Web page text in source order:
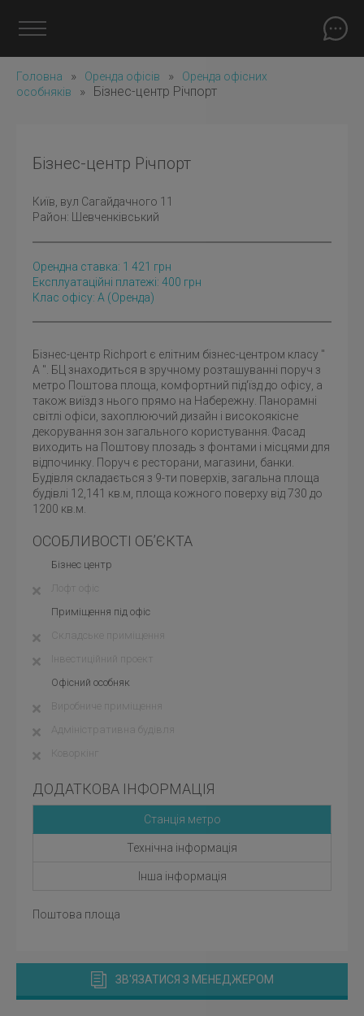
Головна » Оренда офісів »
Оренда офісних
особняків
» Бізнес-центр Річпорт
Бізнес-центр Річпорт
Київ , вул Сагайдачного 11
Район:
Шевченківський
Орендна ставка: 1 421 грн
Експлуатаційні платежі: 400 грн
Клас офісу: A (оренда)
Бізнес-центр Richport є елітним бізнес-центром класу ''
A ''. БЦ знаходиться в зручному розташуванні поруч з
метро Поштова площа, комфортний під'їзд до офісу, а
також виїзд з нього прямо на Набережну. Панорамні
світлі офіси, захоплюючий дизайн і високоякісне
декорування зон загального користування. Фасад
виходить на Поштову плозадь з фонтами і місцями для
відпочинку. Поруч є ресторани, магазини, банки.
Будівля складається з 9-ти поверхів, загальна площа
будівлі 12,141 кв.м, площа кожного поверху від 730 до
1200 кв.м.
ОСОБЛИВОСТІ ОБ’ЄКТА
Бізнес центр
Лофт офіс
Приміщення під офіс
Складське приміщення
Інвестиційний проект
Офісний особняк
Виробниче приміщення
Адміністративна будівля
Коворкінг
ДОДАТКОВА ІНФОРМАЦІЯ
Станція метро
Технічна інформація
Інша інформація
Поштова площа
ЗВ'ЯЗАТИСЯ З МЕНЕДЖЕРОМ